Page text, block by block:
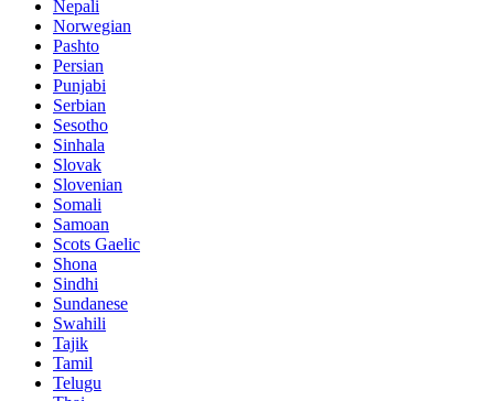
Nepali
Norwegian
Pashto
Persian
Punjabi
Serbian
Sesotho
Sinhala
Slovak
Slovenian
Somali
Samoan
Scots Gaelic
Shona
Sindhi
Sundanese
Swahili
Tajik
Tamil
Telugu